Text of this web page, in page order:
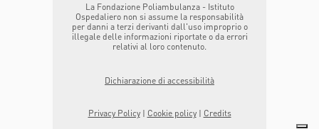
La Fondazione Poliambulanza - Istituto
Ospedaliero non si assume la responsabilità
per danni a terzi derivanti dall'uso improprio o
illegale delle informazioni riportate o da errori
relativi al loro contenuto.
Dichiarazione di accessibilità
Privacy Policy| Cookie policy| Credits